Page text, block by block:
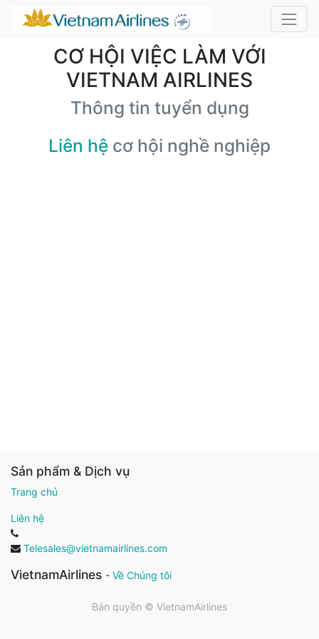
CƠ HỘI VIỆC LÀM VỚI
VIETNAM AIRLINES
Thông tin tuyển dụng
Liên hệ cơ hội nghề nghiệp
Sản phẩm & Dịch vụ
Trang chủ
Liên hệ
Telesales@vietnamairlines.com
VietnamAirlines - Về Chúng tôi
Bản quyền © VietnamAirlines